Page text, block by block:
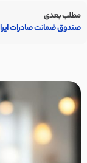
مطلب بعدی
صندوق ضمانت صادرات